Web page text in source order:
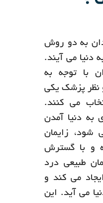
به دو روش
دنیا می آیند.
با توجه به
نظر پزشک یکی
می کنند.
به دنیا آمدن
شود، زایمان
و با گسترش
طبیعی درد
می کند و
می آید. این